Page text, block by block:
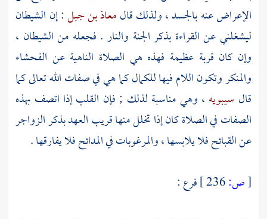
الإعراض عنه بالجسد ، ولذلك قالمعاذ بن جبل: إن الشيطان
ليشغلني عن القراءة بذكر الجنة والنار . فجعله من الشيطان ،
وإن كان قربة عظيمة فهذه هي الصلاة الناهية عن الفحشاء
والمنكر وتكون اللام فيها للكمال كما هي في صفات الله تعالى كما
قال سيبويه ، وهي مناسبة لذلك ; فإن القلب إذا اتصف بهذه
الصفات في الصلاة كان إذا تخلل منها قريب العهد بذكر الزواجر
عن القبائح فلا يلابسها ، والمرغوبات في المدائح فلا يفارقها .
[ص:
فرع :